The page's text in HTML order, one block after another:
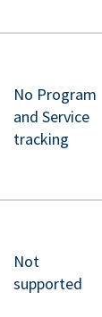
No Program
and Service
tracking
Not
supported